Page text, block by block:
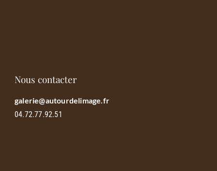
Nous contacter
galerie@autourdelimage.fr
04.72.77.92.51